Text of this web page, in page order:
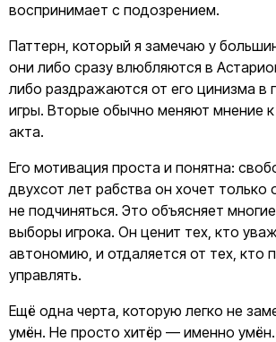
воспринимает с подозрением.
Паттерн, который я замечаю у
они либо сразу влюбляются в
либо раздражаются от его цинизма в
игры. Вторые обычно меняют мнение
акта.
Его мотивация проста и понятна:
двухсот лет рабства он хочет
не подчиняться. Это объясняет
выборы игрока. Он ценит тех, кто
автономию, и отдаляется от тех, кто
управлять.
Ещё одна черта, которую легко не
умён. Не просто хитёр — именно